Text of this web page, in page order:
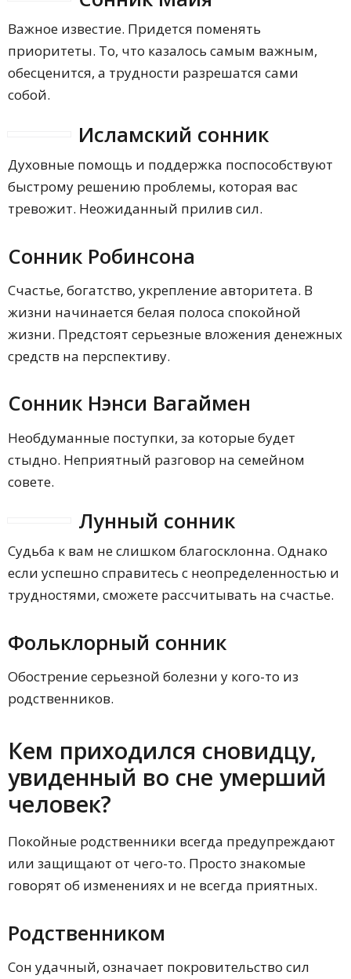
Важное известие. Придется поменять
приоритеты. То, что казалось самым важным,
обесценится, а трудности разрешатся сами
собой.
Исламский сонник
Духовные помощь и поддержка поспособствуют
быстрому решению проблемы, которая вас
тревожит. Неожиданный прилив сил.
Сонник Робинсона
Счастье, богатство, укрепление авторитета. В
жизни начинается белая полоса спокойной
жизни. Предстоят серьезные вложения денежных
средств на перспективу.
Сонник Нэнси Вагаймен
Необдуманные поступки, за которые будет
стыдно. Неприятный разговор на семейном
совете.
Лунный сонник
Судьба к вам не слишком благосклонна. Однако
если успешно справитесь с неопределенностью и
трудностями, сможете рассчитывать на счастье.
Фольклорный сонник
Обострение серьезной болезни у кого-то из
родственников.
Кем приходился сновидцу,
увиденный во сне умерший
человек?
Покойные родственники всегда предупреждают
или защищают от чего-то. Просто знакомые
говорят об изменениях и не всегда приятных.
Родственником
Сон удачный, означает покровительство сил